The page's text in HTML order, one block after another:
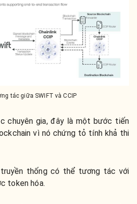
tác giữa SWIFT và CCIP
chuyên gia, đây là một bước tiến
vì nó chứng tỏ tính khả thi
thống có thể tương tác với
token hóa.